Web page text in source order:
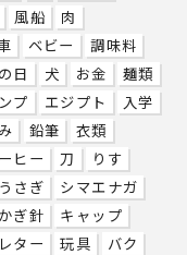
風船
肉
ベビー
調味料
日 犬 お金
麺類
プ エジプト
入学
鉛筆
衣類
ヒー 刀
りす
うさぎ
シマエナガ
かぎ針
キャップ
レター 玩具 バク